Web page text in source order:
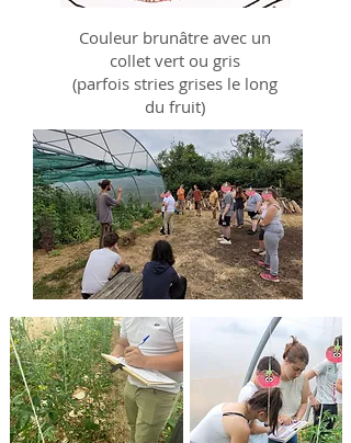
Couleur brunâtre avec un
collet vert ou gris
(parfois stries grises le long
du fruit)